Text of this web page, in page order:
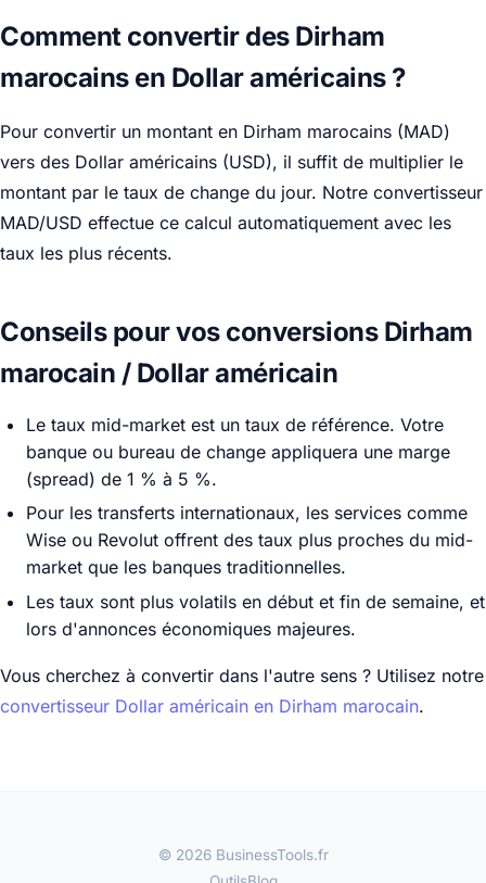
Comment convertir des Dirham
marocains en Dollar américains ?
Pour convertir un montant en Dirham marocains (MAD)
vers des Dollar américains (USD), il suffit de multiplier le
montant par le taux de change du jour. Notre convertisseur
MAD/USD effectue ce calcul automatiquement avec les
taux les plus récents.
Conseils pour vos conversions Dirham
marocain / Dollar américain
Le taux mid-market est un taux de référence. Votre
banque ou bureau de change appliquera une marge
(spread) de 1 % à 5 %.
Pour les transferts internationaux, les services comme
Wise ou Revolut offrent des taux plus proches du mid-
market que les banques traditionnelles.
Les taux sont plus volatils en début et fin de semaine, et
lors d'annonces économiques majeures.
Vous cherchez à convertir dans l'autre sens ? Utilisez notre
convertisseur Dollar américain en Dirham marocain.
© 2026 BusinessTools.fr